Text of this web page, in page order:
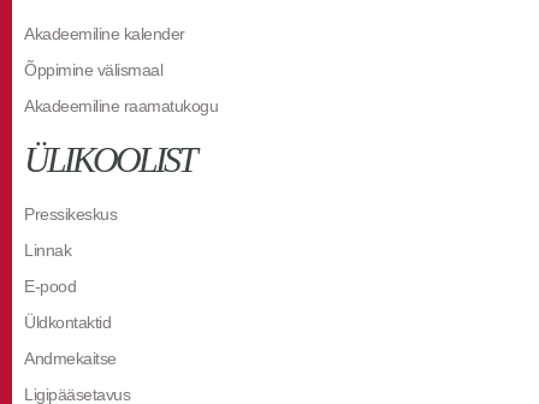
Akadeemiline kalender
Õppimine välismaal
Akadeemiline raamatukogu
ÜLIKOOLIST
Pressikeskus
Linnak
E-pood
Üldkontaktid
Andmekaitse
Ligipääsetavus